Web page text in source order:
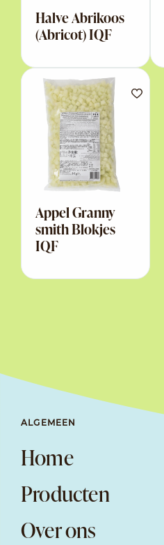
Halve Abrikoos
(Abricot) IQF
Appel Granny
smith Blokjes
IQF
ALGEMEEN
Home
Producten
Over ons